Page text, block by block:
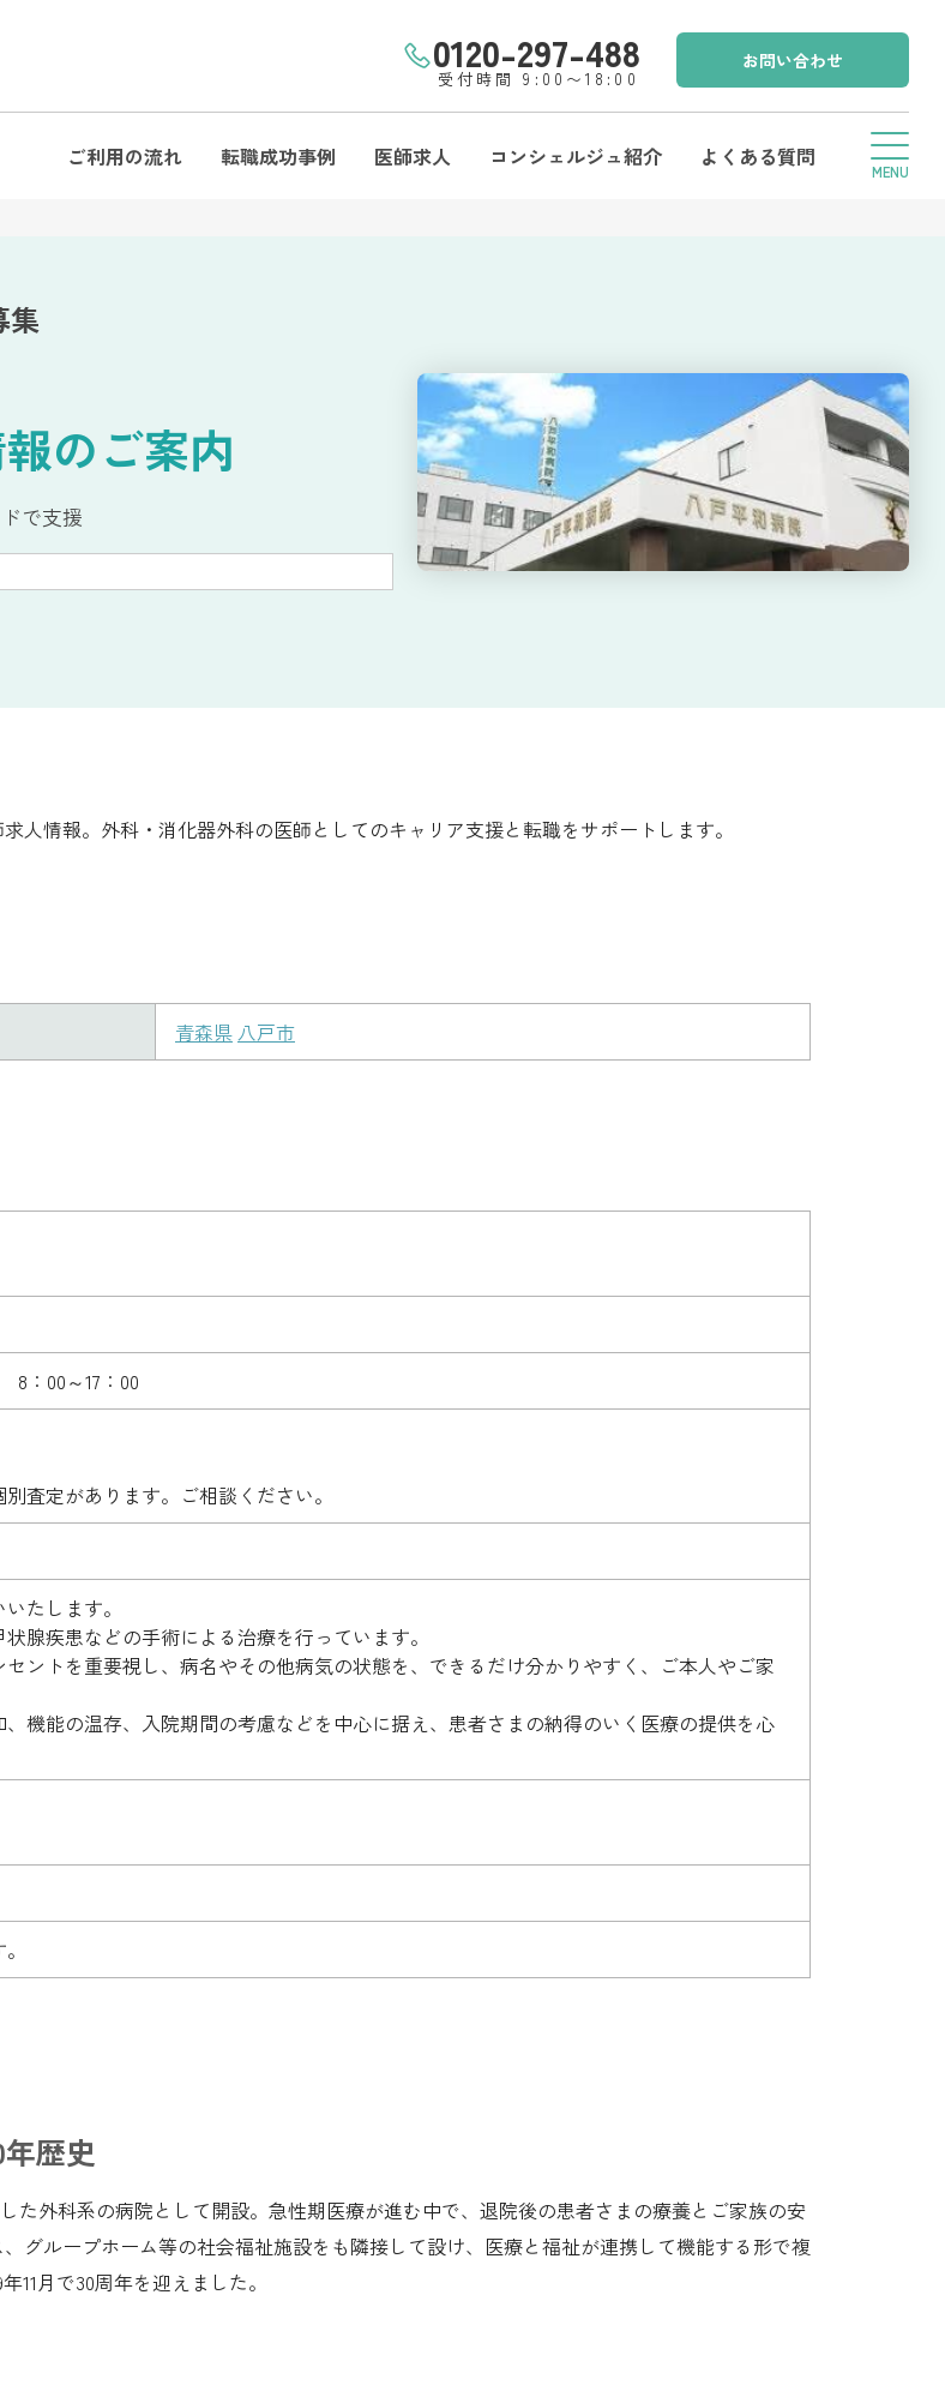
0120-297-488
受付時間 9:00〜18:00
お問い合わせ
ご利用の流れ 転職成功事例 医師求人 コンシェルジュ紹介 よくある質問
集
のご案内
で支援
人情報。外科・消化器外科の医師としてのキャリア支援と転職をサポートします。
青森県 八戸市
：00～17：00
査定があります。ご相談ください。
たします。
腺疾患などの手術による治療を行っています。
ントを重要視し、病名やその他病気の状態を、できるだけ分かりやすく、ご本人やご家
機能の温存、入院期間の考慮などを中心に据え、患者さまの納得のいく医療の提供を心
歴史
た外科系の病院として開設。急性期医療が進む中で、退院後の患者さまの療養とご家族の安
グループホーム等の社会福祉施設をも隣接して設け、医療と福祉が連携して機能する形で複
月で30周年を迎えました。